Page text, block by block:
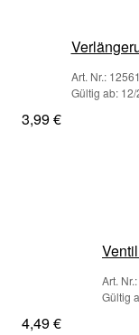
Art. Nr.:
Gültig ab:
3,99 €
Art.
Gültig
4,49 €